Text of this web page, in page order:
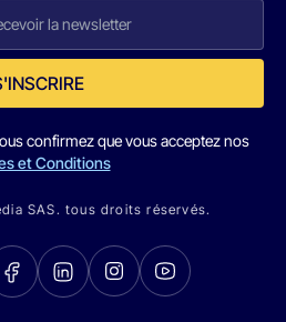
confirmez que vous acceptez nos
et Conditions
SAS. tous droits réservés.